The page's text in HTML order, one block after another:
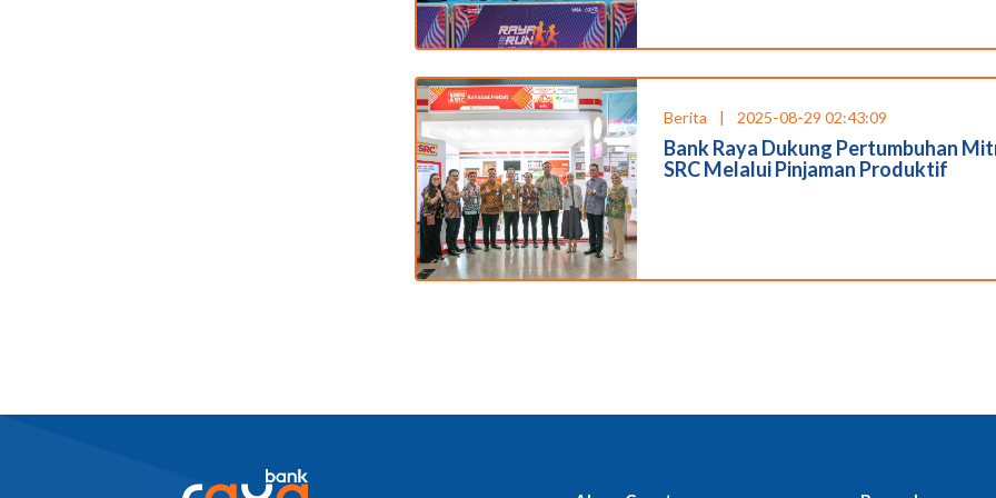
Berita | 2025-08-29 02:43:09
Bank Raya Dukung Pertumbuhan
SRC Melalui Pinjaman Produktif